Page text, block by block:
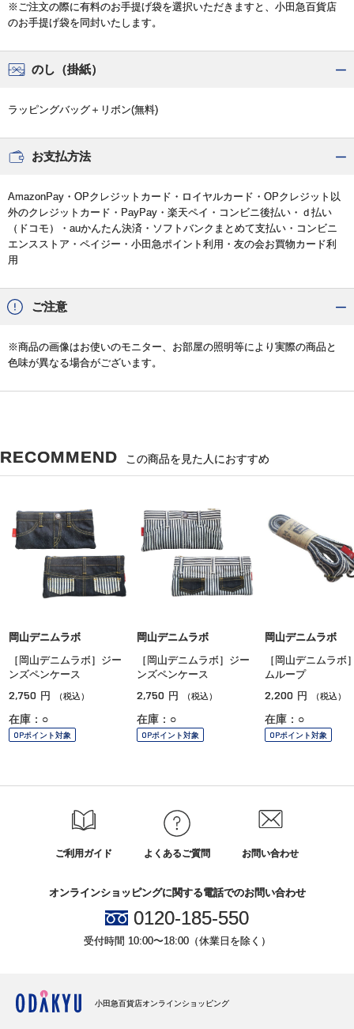
※ご注文の際に有料のお手提げ袋を選択いただきますと、小田急百貨店
のお手提げ袋を同封いたします。
のし（掛紙）
ラッピングバッグ＋リボン(無料)
お支払方法
AmazonPay・OPクレジットカード・ロイヤルカード・OPクレジット以
外のクレジットカード・PayPay・楽天ペイ・コンビニ後払い・ｄ払い
（ドコモ）・auかんたん決済・ソフトバンクまとめて支払い・コンビニ
エンスストア・ペイジー・小田急ポイント利用・友の会お買物カード利
用
ご注意
※商品の画像はお使いのモニター、お部屋の照明等により実際の商品と
色味が異なる場合がございます。
RECOMMEND この商品を見た人におすすめ
岡山デニムラボ
［岡山デニムラボ］ジー
ンズペンケース
2,750 円 （税込）
在庫：○
OPポイント対象
岡山デニムラボ
［岡山デニムラボ］ジー
ンズペンケース
2,750 円 （税込）
在庫：○
OPポイント対象
岡山デニムラボ
［岡山デニムラボ
ムループ
2,200 円 （税込）
在庫：○
OPポイント対象
ご利用ガイド よくあるご質問 お問い合わせ
オンラインショッピングに関する電話でのお問い合わせ
0120-185-550
受付時間 10:00〜18:00（休業日を除く）
小田急百貨店オンラインショッピング